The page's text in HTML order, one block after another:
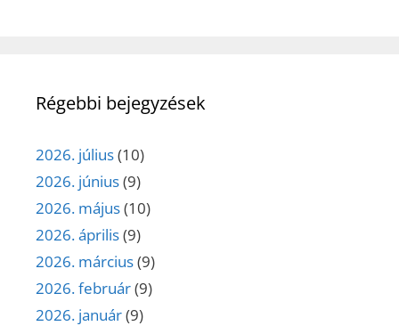
Régebbi bejegyzések
2026. július(10)
2026. június(9)
2026. május(10)
2026. április(9)
2026. március(9)
2026. február(9)
2026. január(9)